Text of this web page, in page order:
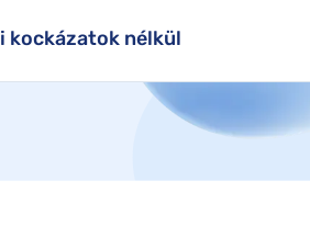
kockázatok nélkül